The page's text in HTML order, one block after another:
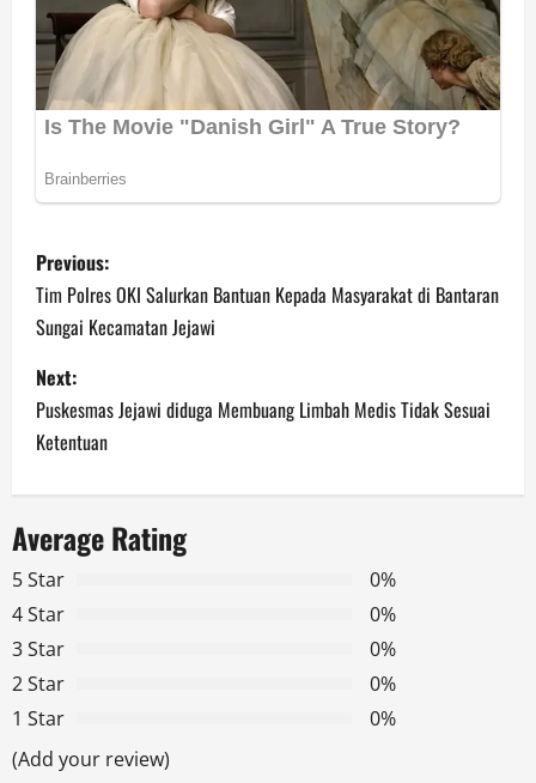
P
o
s
t
n
a
v
i
g
a
t
Previous:
Tim Polres OKI Salurkan Bantuan Kepada Masyarakat di Bantaran
Sungai Kecamatan Jejawi
Next:
Puskesmas Jejawi diduga Membuang Limbah Medis Tidak Sesuai
Ketentuan
Average Rating
5 Star
0%
4 Star
0%
3 Star
0%
2 Star
0%
1 Star
0%
(Add your review)